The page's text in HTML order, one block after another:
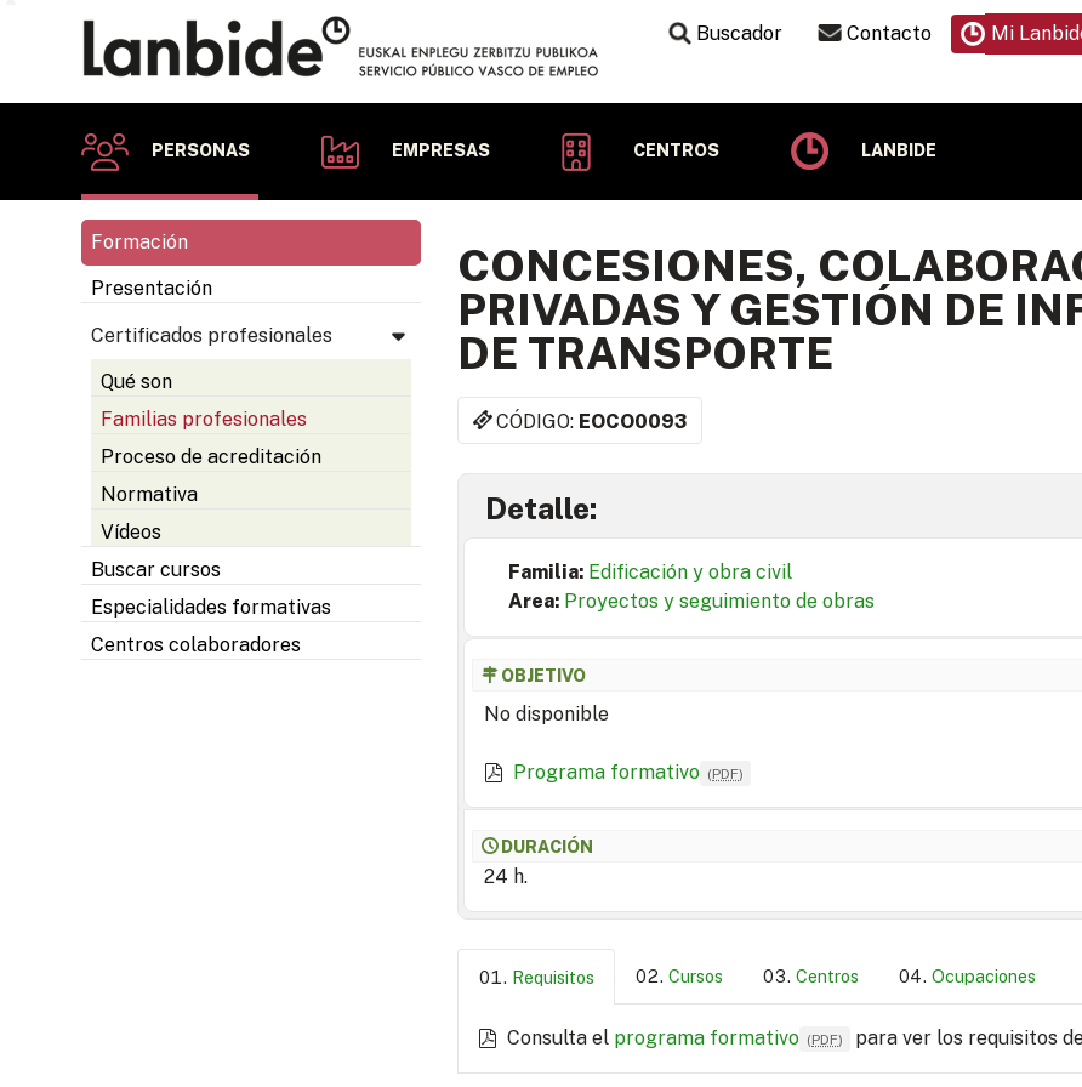
Buscador Contacto Mi
PERSONAS EMPRESAS CENTROS LANBIDE
Formación
Presentación
Certificados profesionales
Qué son
Familias profesionales
Proceso de acreditación
Normativa
Vídeos
Buscar cursos
Especialidades formativas
Centros colaboradores
CONCESIONES,
PRIVADAS Y GESTIÓN DE
DE TRANSPORTE
CÓDIGO: EOCO0093
Detalle:
Familia: Edificación y obra civil
Area: Proyectos y seguimiento de obras
OBJETIVO
No disponible
Programa formativo (PDF)
DURACIÓN
24 h.
Requisitos Cursos Centros Ocupaciones
Consulta el programa formativo (PDF) para ver los requisitos